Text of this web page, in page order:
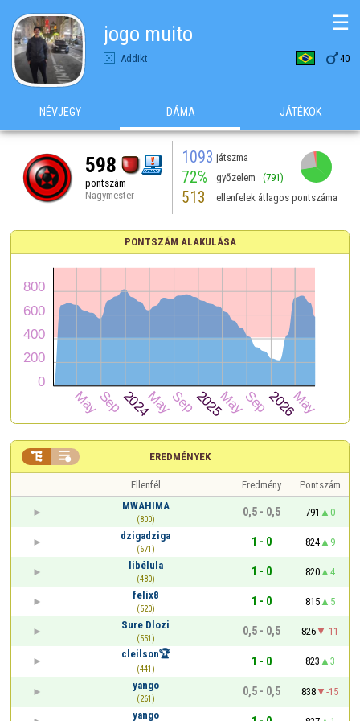
jogo muito
Addikt 40
☰
NÉVJEGY DÁMA JÁTÉKOK
598
pontszám
Nagymester
1093 játszma
72% győzelem (791)
513 ellenfelek átlagos pontszáma
PONTSZÁM ALAKULÁSA
EREDMÉNYEK
 
Ellenfél Eredmény
Pontszám
MWAHIMA
(800)
0,5 - 0,5 791
0
dzigadziga
(671)
1 - 0 824
9
libélula
(480)
1 - 0 820
4
felix8
(520)
1 - 0 815
5
Sure Dlozi
(551)
0,5 - 0,5 826
-11
cleilson🏆
(441)
1 - 0 823
3
yango
(261)
0,5 - 0,5 838
-15
yango